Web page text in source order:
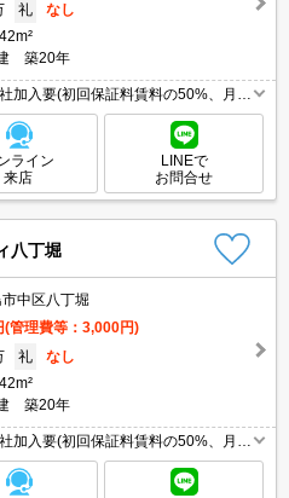
礼
なし
築20年
加入要(初回保証料賃料の50%、月次
賃5,000円増。
ライン
来店
LINEで
お問合せ
八丁堀
中区八丁堀
(管理費等：3,000円)
礼
なし
築20年
加入要(初回保証料賃料の50%、月次
賃5,000円増。